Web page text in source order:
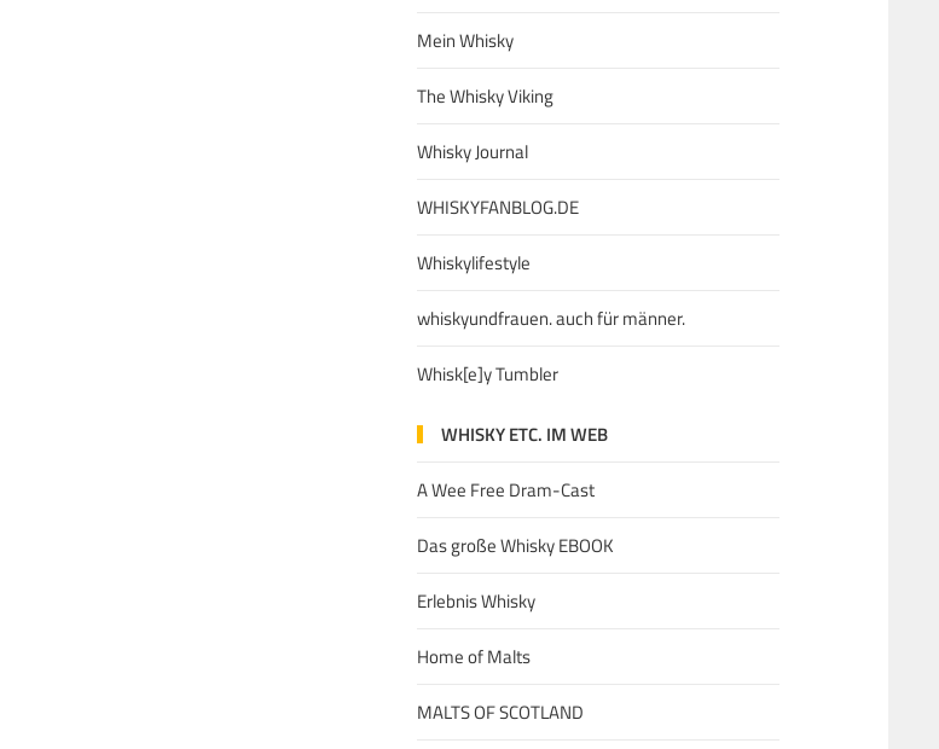
Mein Whisky
The Whisky Viking
Whisky Journal
WHISKYFANBLOG.DE
Whiskylifestyle
whiskyundfrauen. auch für männer.
Whisk[e]y Tumbler
WHISKY ETC. IM WEB
A Wee Free Dram-Cast
Das große Whisky EBOOK
Erlebnis Whisky
Home of Malts
MALTS OF SCOTLAND